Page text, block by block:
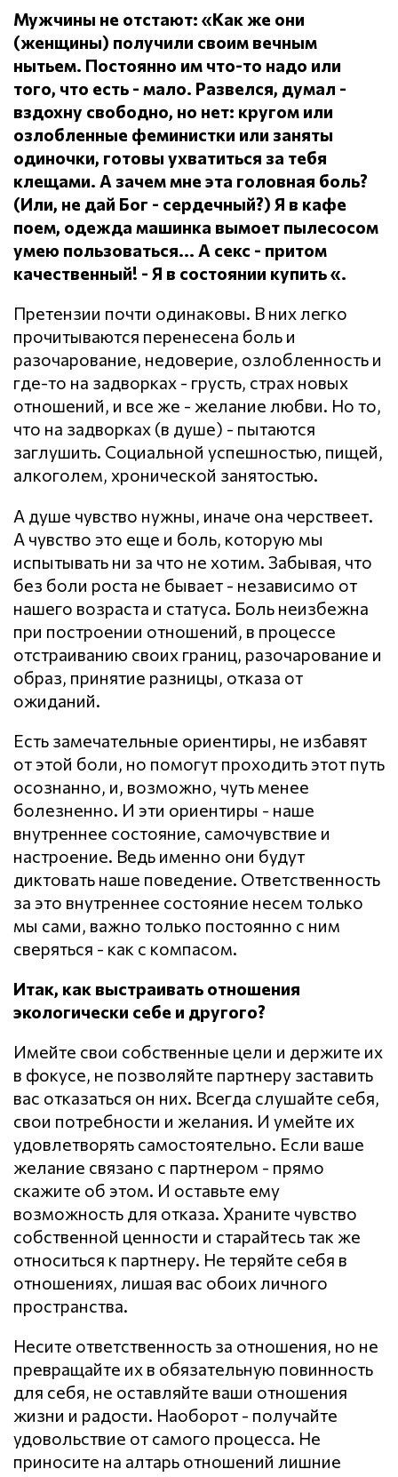
Мужчины не отстают: «Как же они
(женщины) получили своим вечным
нытьем. Постоянно им что-то надо или
того, что есть - мало. Развелся, думал -
вздохну свободно, но нет: кругом или
озлобленные феминистки или заняты
одиночки, готовы ухватиться за тебя
клещами. А зачем мне эта головная боль?
(Или, не дай Бог - сердечный?) Я в кафе
поем, одежда машинка вымоет пылесосом
умею пользоваться... А секс - притом
качественный! - Я в состоянии купить «.
Претензии почти одинаковы. В них легко
прочитываются перенесена боль и
разочарование, недоверие, озлобленность и
где-то на задворках - грусть, страх новых
отношений, и все же - желание любви. Но то,
что на задворках (в душе) - пытаются
заглушить. Социальной успешностью, пищей,
алкоголем, хронической занятостью.
А душе чувство нужны, иначе она черствеет.
А чувство это еще и боль, которую мы
испытывать ни за что не хотим. Забывая, что
без боли роста не бывает - независимо от
нашего возраста и статуса. Боль неизбежна
при построении отношений, в процессе
отстраиванию своих границ, разочарование и
образ, принятие разницы, отказа от
ожиданий.
Есть замечательные ориентиры, не избавят
от этой боли, но помогут проходить этот путь
осознанно, и, возможно, чуть менее
болезненно. И эти ориентиры - наше
внутреннее состояние, самочувствие и
настроение. Ведь именно они будут
диктовать наше поведение. Ответственность
за это внутреннее состояние несем только
мы сами, важно только постоянно с ним
сверяться - как с компасом.
Итак, как выстраивать отношения
экологически себе и другого?
Имейте свои собственные цели и держите их
в фокусе, не позволяйте партнеру заставить
вас отказаться он них. Всегда слушайте себя,
свои потребности и желания. И умейте их
удовлетворять самостоятельно. Если ваше
желание связано с партнером - прямо
скажите об этом. И оставьте ему
возможность для отказа. Храните чувство
собственной ценности и старайтесь так же
относиться к партнеру. Не теряйте себя в
отношениях, лишая вас обоих личного
пространства.
Несите ответственность за отношения, но не
превращайте их в обязательную повинность
для себя, не оставляйте ваши отношения
жизни и радости. Наоборот - получайте
удовольствие от самого процесса. Не
приносите на алтарь отношений лишние